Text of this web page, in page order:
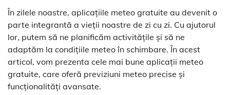
În zilele noastre, aplicațiile meteo gratuite au devenit o
parte integrantă a vieții noastre de zi cu zi. Cu ajutorul
lor, putem să ne planificăm activitățile și să ne
adaptăm la condițiile meteo în schimbare. În acest
articol, vom prezenta cele mai bune aplicații meteo
gratuite, care oferă previziuni meteo precise și
funcționalități avansate.